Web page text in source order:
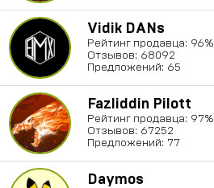
Vidik DANs
Рейтинг продавца: 96%
Отзывов: 68092
Предложений: 65
Fazliddin Pilott
Рейтинг продавца: 97%
Отзывов: 67252
Предложений: 77
Daymos